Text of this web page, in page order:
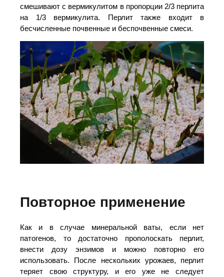
смешивают с вермикулитом в пропорции 2/3 перлита
на 1/3 вермикулита. Перлит также входит в
бесчисленные почвенные и беспочвенные смеси.
Повторное применение
Как и в случае минеральной ваты, если нет
патогенов, то достаточно прополоскать перлит,
внести дозу энзимов и можно повторно его
использовать. После нескольких урожаев, перлит
теряет свою структуру, и его уже не следует